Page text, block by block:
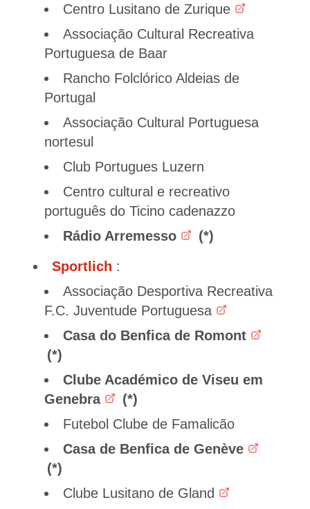
Centro Lusitano de Zurique
Associação Cultural Recreativa
Portuguesa de Baar
Rancho Folclórico Aldeias de
Portugal
Associação Cultural Portuguesa
nortesul
Club Portugues Luzern
Centro cultural e recreativo
português do Ticino cadenazzo
Rádio Arremesso
Sportlich :
Associação Desportiva Recreativa
F.C. Juventude Portuguesa
Casa do Benfica de Romont
Clube Académico de Viseu em
Genebra
Futebol Clube de Famalicão
Casa de Benfica de Genève
Clube Lusitano de Gland